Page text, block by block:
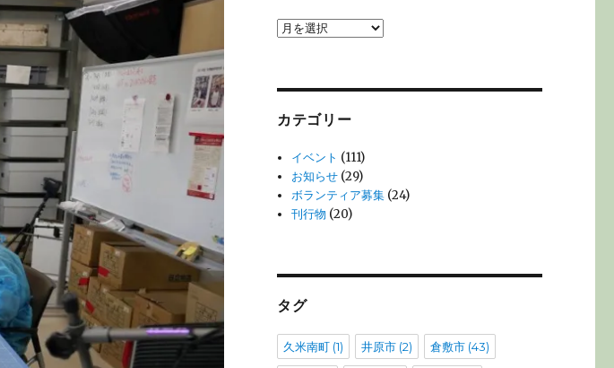
ア
カテゴリー
イベント (111)
お知らせ (29)
ボランティア募集 (24)
刊行物 (20)
タグ
久米南町(1) 井原市(2) 倉敷市(43)